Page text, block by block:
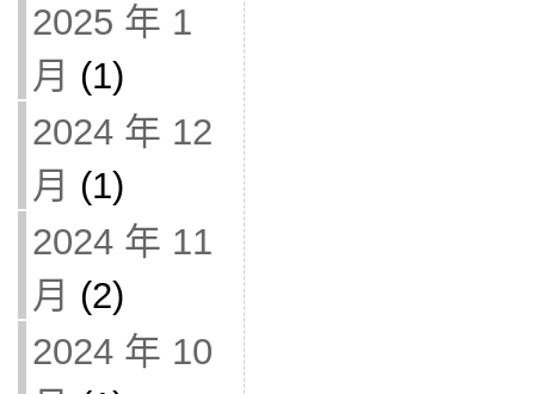
2025 年 1
月 (1)
2024 年 12
月 (1)
2024 年 11
月 (2)
2024 年 10